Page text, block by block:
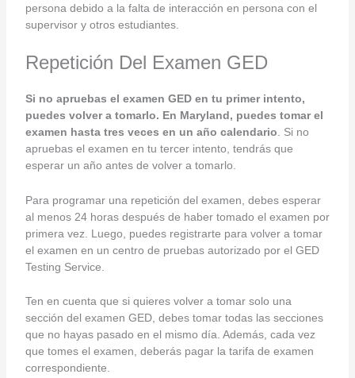
persona debido a la falta de interacción en persona con el
supervisor y otros estudiantes.
Repetición Del Examen GED
Si no apruebas el examen GED en tu primer intento,
puedes volver a tomarlo. En Maryland, puedes tomar el
examen hasta tres veces en un año calendario. Si no
apruebas el examen en tu tercer intento, tendrás que
esperar un año antes de volver a tomarlo.
Para programar una repetición del examen, debes esperar
al menos 24 horas después de haber tomado el examen por
primera vez. Luego, puedes registrarte para volver a tomar
el examen en un centro de pruebas autorizado por el GED
Testing Service.
Ten en cuenta que si quieres volver a tomar solo una
sección del examen GED, debes tomar todas las secciones
que no hayas pasado en el mismo día. Además, cada vez
que tomes el examen, deberás pagar la tarifa de examen
correspondiente.